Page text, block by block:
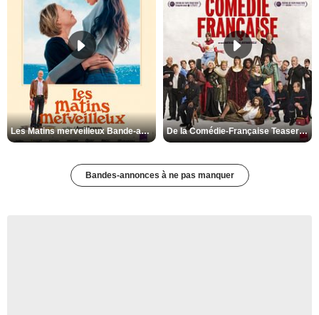
Les Matins merveilleux Bande-annonce VF De la Comédie-Française Teaser VF
Bandes-annonces à ne pas manquer